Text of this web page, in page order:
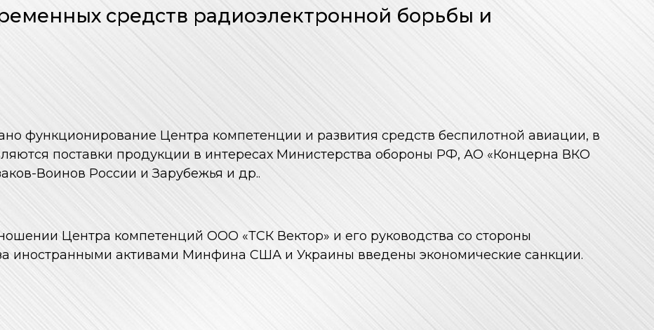
Центра компетенций ООО «ТСК Вектор» и его руководства со стороны
иностранными активами Минфина США и Украины введены экономические санкции.
функционирование Центра компетенции и развития средств беспилотной авиации, в
поставки продукции в интересах Министерства обороны РФ, АО «Концерна ВКО
Воинов России и Зарубежья и др..
средств радиоэлектронной борьбы и